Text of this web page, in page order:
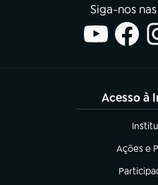
Siga-nos
Acesso à
(abre
Ações e
(abre em
(abre